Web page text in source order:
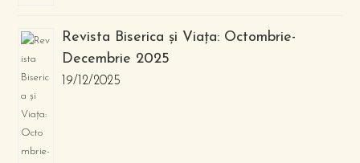
Revista Biserica și Viața: Octombrie-
Decembrie 2025
19/12/2025